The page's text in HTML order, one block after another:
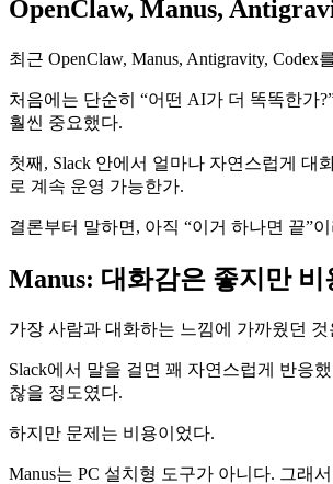
OpenClaw, Manus,
최근 OpenClaw, Manus, Antigravity,
처음에는 단순히 “어떤 AI가 더 똑똑한가
훨씬 중요했다.
첫째, Slack 안에서 얼마나 자연스럽게 대
로 계속 운영 가능한가.
결론부터 말하면, 아직 “이거 하나면 끝”
Manus: 대화감은 좋지만 비
가장 사람과 대화하는 느낌에 가까웠던 것
Slack에서 말을 걸면 꽤 자연스럽게 반응
찮을 정도였다.
하지만 문제는 비용이었다.
Manus는 PC 설치형 도구가 아니다. 그래